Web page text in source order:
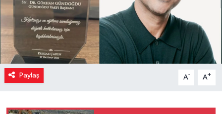
Paylaş A- A+
Yerel Yönetimler
Yurttan